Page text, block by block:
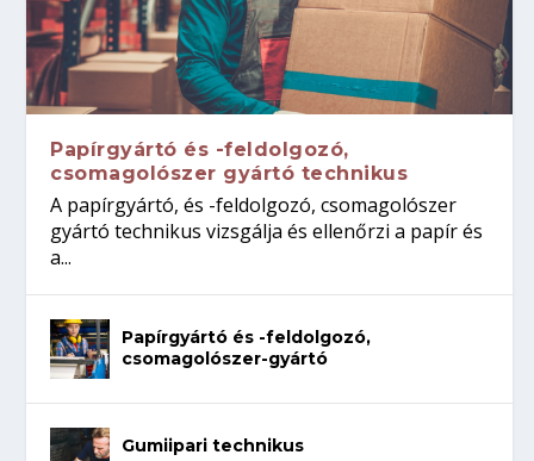
Papírgyártó és -feldolgozó,
csomagolószer gyártó technikus
A papírgyártó, és -feldolgozó, csomagolószer
gyártó technikus vizsgálja és ellenőrzi a papír és
a...
Papírgyártó és -feldolgozó,
csomagolószer-gyártó
Gumiipari technikus